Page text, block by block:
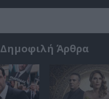
Δημοφιλή Άρθρα